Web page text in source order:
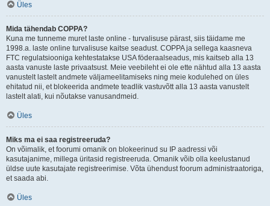
Üles
Mida tähendab COPPA?
Kuna me tunneme muret laste online - turvalisuse pärast, siis täidame me
1998.a. laste online turvalisuse kaitse seadust. COPPA ja sellega kaasneva
FTC regulatsiooniga kehtestatakse USA föderaalseadus, mis kaitseb alla 13
aasta vanuste laste privaatsust. Meie veebileht ei ole ette nähtud alla 13 aasta
vanustelt lastelt andmete väljameelitamiseks ning meie kodulehed on üles
ehitatud nii, et blokeerida andmete teadlik vastuvõtt alla 13 aasta vanustelt
lastelt alati, kui nõutakse vanusandmeid.
Üles
Miks ma ei saa registreeruda?
On võimalik, et foorumi omanik on blokeerinud su IP aadressi või
kasutajanime, millega üritasid registreeruda. Omanik võib olla keelustanud
üldse uute kasutajate registreerimise. Võta ühendust foorum administraatoriga,
et saada abi.
Üles